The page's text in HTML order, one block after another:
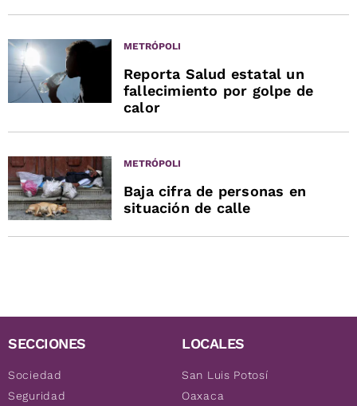
METRÓPOLI
Reporta Salud estatal un
fallecimiento por golpe de
calor
METRÓPOLI
Baja cifra de personas en
situación de calle
SECCIONES
Sociedad
Seguridad
LOCALES
San Luis Potosí
Oaxaca